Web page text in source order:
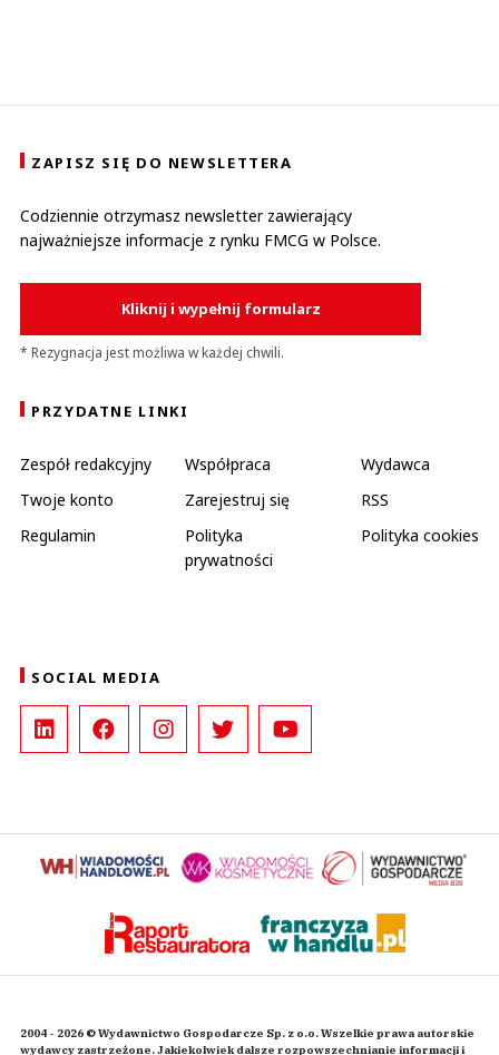
ZAPISZ SIĘ DO NEWSLETTERA
Codziennie otrzymasz newsletter zawierający
najważniejsze informacje z rynku FMCG w Polsce.
Kliknij i wypełnij formularz
* Rezygnacja jest możliwa w każdej chwili.
PRZYDATNE LINKI
Zespół redakcyjny Współpraca
Wydawca
Twoje konto
Zarejestruj się
RSS
Regulamin
Polityka
prywatności
Polityka cookies
SOCIAL MEDIA
2004 - 2026 © Wydawnictwo Gospodarcze Sp. z o.o. Wszelkie prawa autorskie
wydawcy zastrzeżone. Jakiekolwiek dalsze rozpowszechnianie informacji i